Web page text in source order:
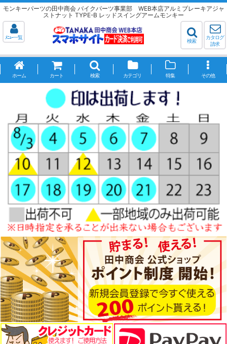
モンキーパーツの田中商会 バイクパーツ事業部 WEB本店アルミブレーキアジャ
ストナット TYPE-B レッドスイングアームモンキー
ﾒﾆｭｰ一覧
検索
カタログ
請求
ホーム カート 検索 カテゴリ 特集 その他